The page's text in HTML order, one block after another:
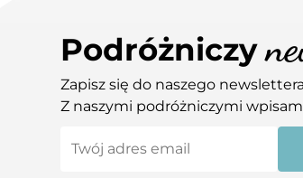
Podróżniczy
Zapisz się do naszego
Z naszymi podróżniczymi